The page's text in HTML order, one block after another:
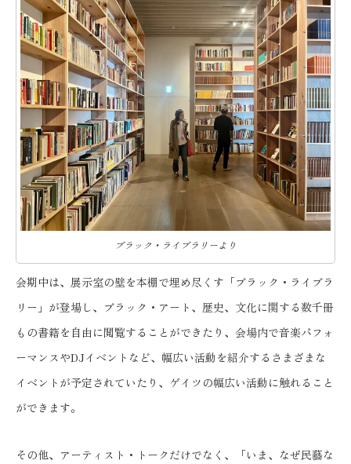
ブラック・ライブラリーより
会期中は、展示室の壁を本棚で埋め尽くす「ブラック・ライブラ
リー」が登場し、ブラック・アート、歴史、文化に関する数千冊
もの書籍を自由に閲覧することができたり、会場内で音楽パフォ
ーマンスやDJイベントなど、幅広い活動を紹介するさまざまな
イベントが予定されていたり、ゲイツの幅広い活動に触れること
ができます。
その他、アーティスト・トークだけでなく、「いま、なぜ民藝な